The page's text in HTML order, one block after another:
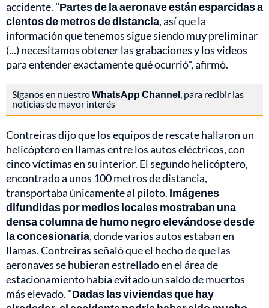
accidente. "Partes de la aeronave están esparcidas a
cientos de metros de distancia, así que la
información que tenemos sigue siendo muy preliminar
(...) necesitamos obtener las grabaciones y los videos
para entender exactamente qué ocurrió", afirmó.
Síganos en nuestroWhatsApp Channel, para recibir las
noticias de mayor interés
Contreiras dijo que los equipos de rescate hallaron un
helicóptero en llamas entre los autos eléctricos, con
cinco víctimas en su interior. El segundo helicóptero,
encontrado a unos 100 metros de distancia,
transportaba únicamente al piloto. Imágenes
difundidas por medios locales mostraban una
densa columna de humo negro elevándose desde
la concesionaria, donde varios autos estaban en
llamas. Contreiras señaló que el hecho de que las
aeronaves se hubieran estrellado en el área de
estacionamiento había evitado un saldo de muertos
más elevado. "Dadas las viviendas que hay